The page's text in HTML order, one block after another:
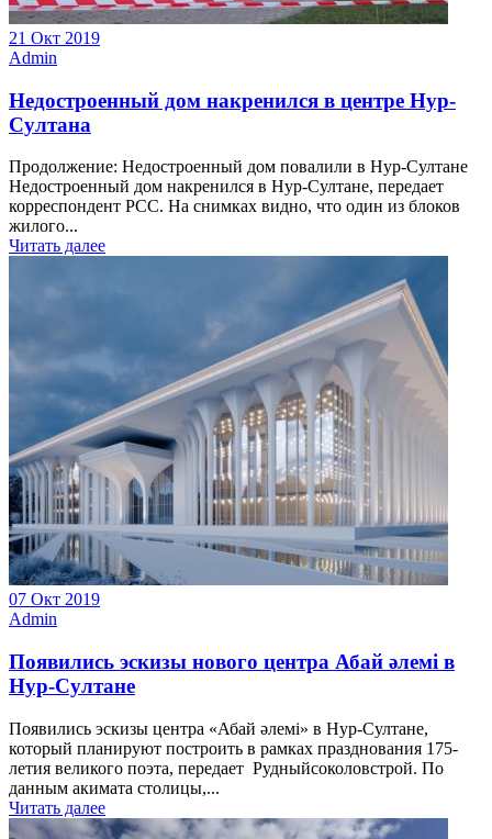
21 Окт 2019
Admin
Недостроенный дом накренился в центре Нур-
Султана
Продолжение: Недостроенный дом повалили в Нур-Султане
Недостроенный дом накренился в Нур-Султане, передает
корреспондент РСС. На снимках видно, что один из блоков
жилого...
Читать далее
07 Окт 2019
Admin
Появились эскизы нового центра Абай әлемі в
Нур-Султане
Появились эскизы центра «Абай әлемі» в Нур-Султане,
который планируют построить в рамках празднования 175-
летия великого поэта, передает Рудныйсоколовстрой. По
данным акимата столицы,...
Читать далее